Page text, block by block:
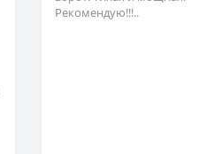
Рекомендую!!!..